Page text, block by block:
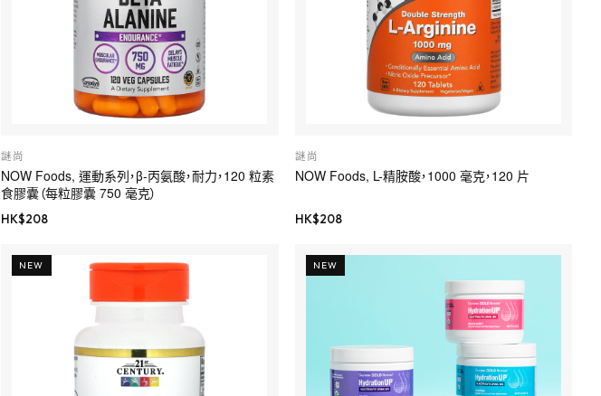
謎尚
NOW Foods, 運動系列，β-丙氨酸，耐力，120 粒素
食膠囊（每粒膠囊 750 毫克）
HK$208
謎尚
NOW Foods, L-精胺酸，1000 毫克，120 片
HK$208
NEW NEW